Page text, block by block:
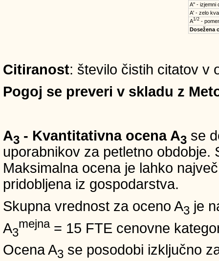
A'' - izjemni
A' - zelo
A1/2-
Dosežena
Citiranost: število čistih citatov v
Pogoj se preveri v skladu z
A3 - Kvantitativna ocena A3 se
uporabnikov za petletno obdobje.
Maksimalna ocena je lahko
pridobljena iz gospodarstva.
Skupna vrednost za oceno A3 je
A3
mejna= 15 FTE cenovne
Ocena A3 se posodobi izključno